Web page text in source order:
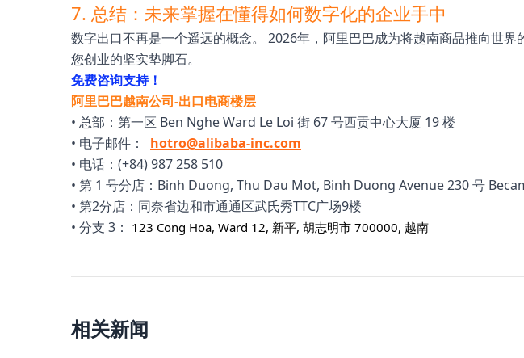
7. 总结：未来掌握在懂得如何数字化的企业手中
数字出口不再是一个遥远的概念。 2026年，阿里巴巴成为将越南商品推向世
您创业的坚实垫脚石。
免费咨询支持！
阿里巴巴越南公司-出口电商楼层
• 总部：第一区 Ben Nghe Ward Le Loi 街 67 号西贡中心大厦 19 楼
• 电子邮件： hotro@alibaba-inc.com
• 电话：(+84) 987 258 510
• 第 1 号分店：Binh Duong, Thu Dau Mot, Binh Duong Avenue 230 号
• 第2分店：同奈省边和市通通区武氏秀TTC广场9楼
• 分支 3： 123 Cong Hoa, Ward 12, 新平, 胡志明市 700000, 越南
相关新闻